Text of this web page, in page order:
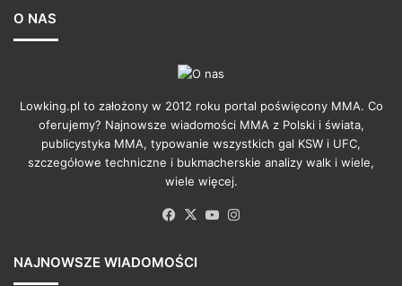
O NAS
Lowking.pl to założony w 2012 roku portal poświęcony MMA. Co
oferujemy? Najnowsze wiadomości MMA z Polski i świata,
publicystyka MMA, typowanie wszystkich gal KSW i UFC,
szczegółowe techniczne i bukmacherskie analizy walk i wiele,
wiele więcej.
Facebook
X YouTube
NAJNOWSZE WIADOMOŚCI